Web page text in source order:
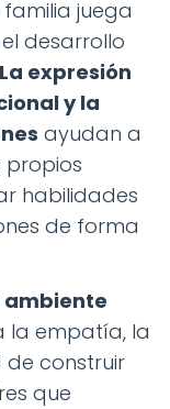
familia juega
desarrollo
La expresión
y la
ayudan a
propios
habilidades
de forma
ambiente
la empatía, la
construir
que